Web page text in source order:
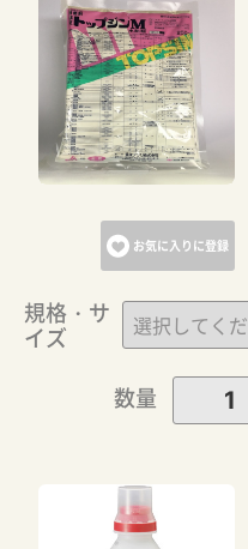
お気に入りに登録
規格・サ
イズ
数量